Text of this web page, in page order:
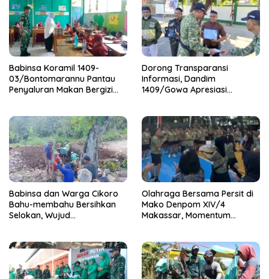
Babinsa Koramil 1409-
03/Bontomarannu Pantau
Penyaluran Makan Bergizi
Dorong Transparansi
Informasi, Dandim
1409/Gowa Apresiasi
Babinsa dan Warga Cikoro
Bahu-membahu Bersihkan
Selokan, Wujud
Olahraga Bersama Persit di
Mako Denpom XIV/4
Makassar, Momentum